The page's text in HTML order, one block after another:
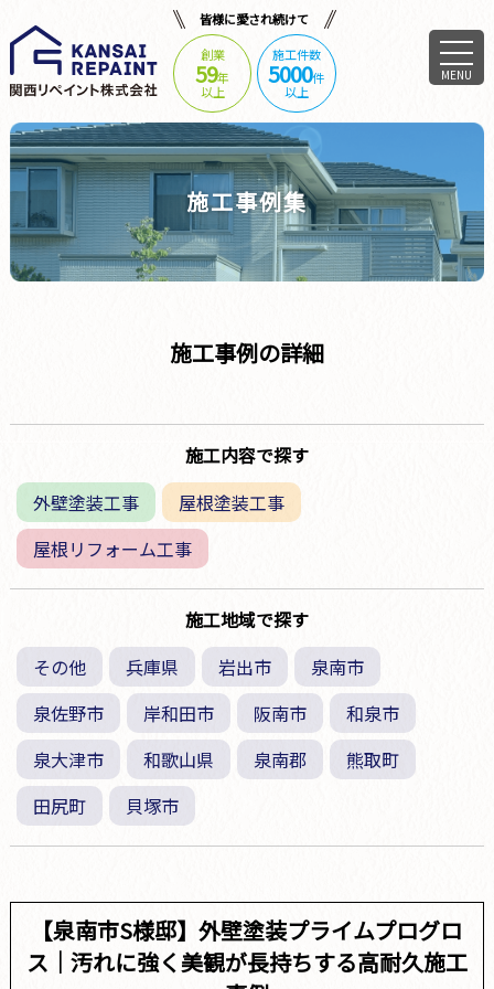
皆様に愛され続けて
創業
59年
以上
施工件数
5000件
以上
MENU
施工事例集
施工事例の詳細
施工内容で探す
外壁塗装工事
屋根塗装工事
屋根リフォーム工事
施工地域で探す
その他
兵庫県 岩出市
泉南市
泉佐野市
岸和田市 阪南市
和泉市
泉大津市
和歌山県 泉南郡
熊取町
田尻町
貝塚市
【泉南市S様邸】外壁塗装プライムプログロ
ス｜汚れに強く美観が長持ちする高耐久施工